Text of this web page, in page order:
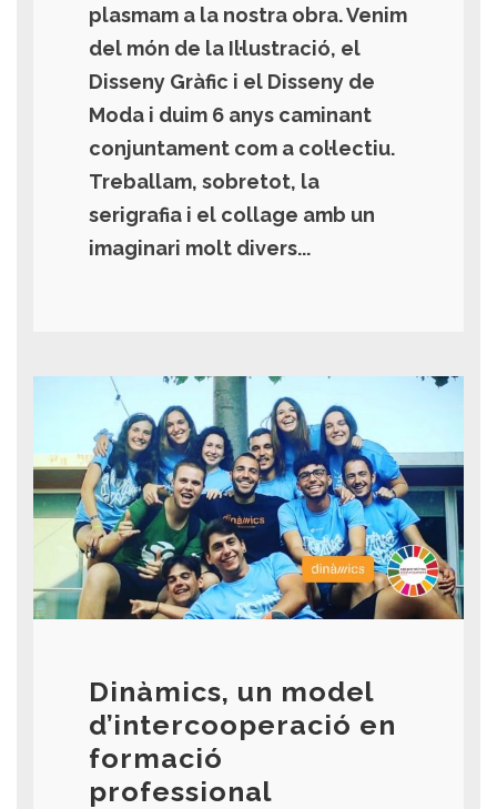
plasmam a la nostra obra. Venim
del món de la Il·lustració, el
Disseny Gràfic i el Disseny de
Moda i duim 6 anys caminant
conjuntament com a col·lectiu.
Treballam, sobretot, la
serigrafia i el collage amb un
imaginari molt divers...
Dinàmics, un model
d’intercooperació en
formació
professional